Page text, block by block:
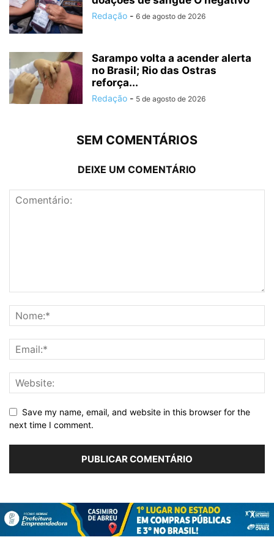
Redação - 6 de agosto de 2026
Sarampo volta a acender alerta
no Brasil; Rio das Ostras
reforça...
Redação - 5 de agosto de 2026
SEM COMENTÁRIOS
DEIXE UM COMENTÁRIO
Save my name, email, and website in this browser for the
next time I comment.